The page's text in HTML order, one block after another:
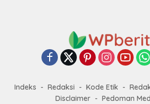
Indeks Redaksi Kode Etik
Disclaimer
Pedoman